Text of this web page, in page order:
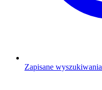
Zapisane wyszukiwania